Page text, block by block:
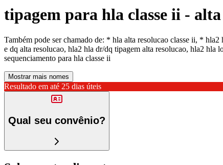
tipagem para hla classe ii -
Também pode ser chamado de: * hla alta resolucao classe ii, * hla2
e dq alta resolucao, hla2 hla dr/dq tipagem alta resolucao, hla2 hla
sequenciamento para hla classe ii
Mostrar mais nomes
Resultado em até 25 dias úteis
Qual seu convênio?